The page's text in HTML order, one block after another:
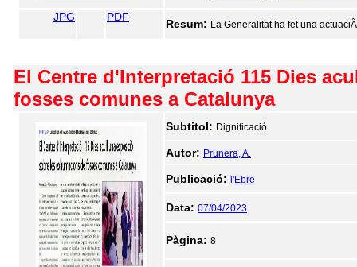
JPG PDF
Resum: La Generalitat ha fet una
El Centre d'Interpretació 115 Dies
fosses comunes a Catalunya
Subtitol: Dignificació
Autor: Prunera, A.
Publicació: l'Ebre
Data: 07/04/2023
Pàgina: 8